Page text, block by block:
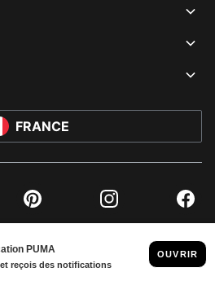
FRANCE
Pinterest Instagram
GMBH, 2026. TOUS DROITS RÉSERVÉS
MENTIONS ET DONNÉES LÉGALES